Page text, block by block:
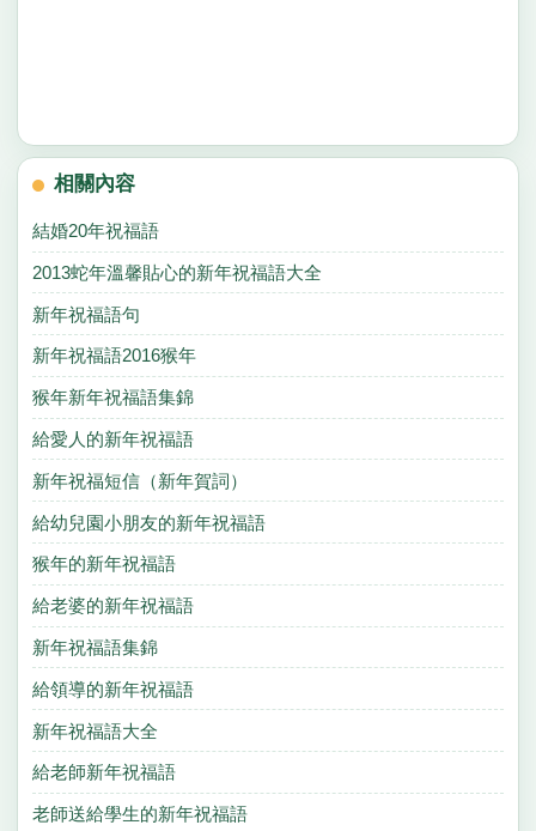
相關內容
結婚20年祝福語
2013蛇年溫馨貼心的新年祝福語大全
新年祝福語句
新年祝福語2016猴年
猴年新年祝福語集錦
給愛人的新年祝福語
新年祝福短信（新年賀詞）
給幼兒園小朋友的新年祝福語
猴年的新年祝福語
給老婆的新年祝福語
新年祝福語集錦
給領導的新年祝福語
新年祝福語大全
給老師新年祝福語
老師送給學生的新年祝福語